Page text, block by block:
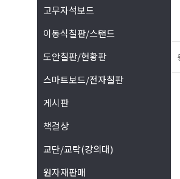
고무자석보드
이동식칠판/스탠드
도안칠판/현황판
스마트보드/전자칠판
게시판
책걸상
교단/교탁(강의대)
원자재판매